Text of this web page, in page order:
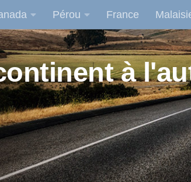
Pérou France
à